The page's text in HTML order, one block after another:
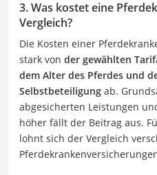
3. Was kostet eine
Vergleich?
Die Kosten einer
stark von der gewählten
dem Alter des Pferdes und
Selbstbeteiligung ab.
abgesicherten Leistungen
höher fällt der Beitrag aus.
lohnt sich der Vergleich